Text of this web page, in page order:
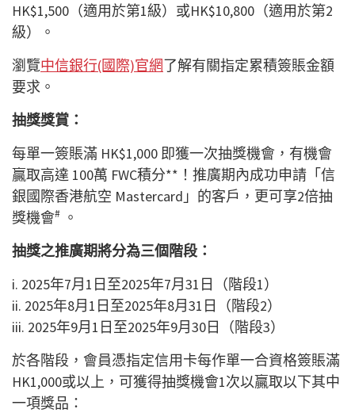
HK$1,500（適用於第1級）或HK$10,800（適用於第2
級）。
瀏覽中信銀行(國際)官網了解有關指定累積簽賬金額
要求。
抽獎獎賞：
每單一簽賬滿 HK$1,000 即獲一次抽獎機會，有機會
贏取高達 100萬 FWC積分**！推廣期內成功申請「信
銀國際香港航空 Mastercard」的客戶，更可享2倍抽
獎機會# 。
抽獎之推廣期將分為三個階段：
i. 2025年7月1日至2025年7月31日（階段1）
ii. 2025年8月1日至2025年8月31日（階段2）
iii. 2025年9月1日至2025年9月30日（階段3）
於各階段，會員憑指定信用卡每作單一合資格簽賬滿
HK1,000或以上，可獲得抽獎機會1次以贏取以下其中
一項獎品：